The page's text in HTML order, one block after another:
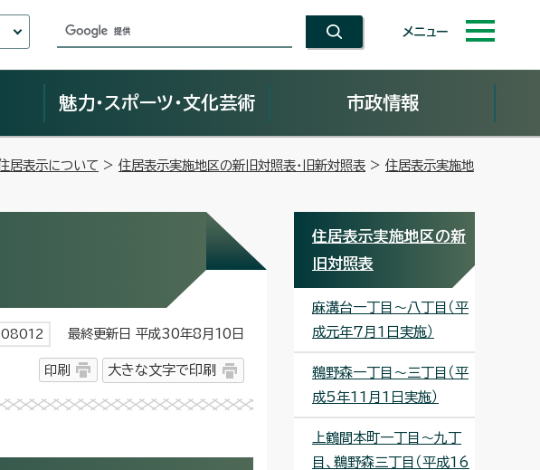
メニュー
魅力・スポーツ・文化芸術 市政情報
居表示について > 住居表示実施地区の新旧対照表・旧新対照表 > 住居表示実施地
最終更新日 平成30年8月10日
印刷 大きな文字で印刷
住居表示実施地区の新
旧対照表
麻溝台一丁目～八丁目（平
成元年7月1日実施）
鵜野森一丁目～三丁目（平
成5年11月1日実施）
上鶴間本町一丁目～九丁
目、鵜野森三丁目（平成16